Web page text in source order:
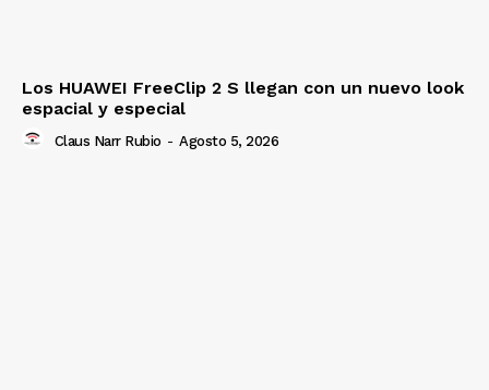
Los HUAWEI FreeClip 2 S llegan con un nuevo look
espacial y especial
Claus Narr Rubio - Agosto 5, 2026